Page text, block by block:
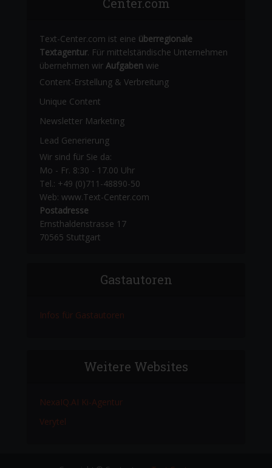
Center.com
Text-Center.com ist eine überregionale
Textagentur. Für mittelständische Unternehmen
übernehmen wir Aufgaben wie
Content-Erstellung & Verbreitung
Unique Content
Newsletter Marketing
Lead Generierung
Wir sind für Sie da:
Mo - Fr. 8:30 - 17.00 Uhr
Tel.: +49 (0)711-48890-50
Web: www.Text-Center.com
Postadresse
Ernsthaldenstrasse 17
70565 Stuttgart
Gastautoren
Infos für Gastautoren
Weitere Websites
NexaIQ.AI Ki-Agentur
Verytel